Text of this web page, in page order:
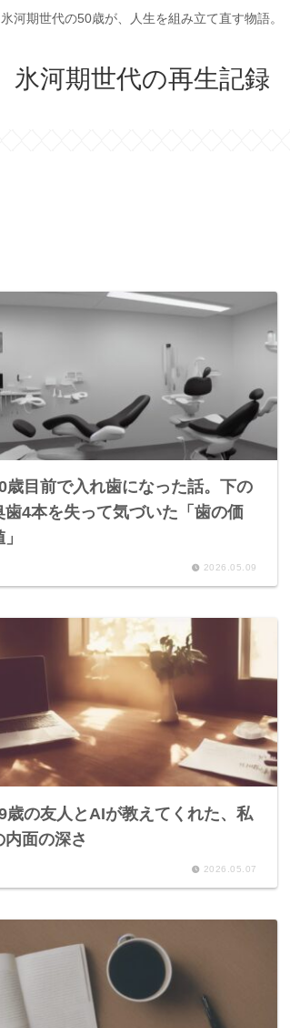
氷河期世代の50歳が、人生を組み立て直す物語。
氷河期世代の再生記録
歳目前で入れ歯になった話。下の
歯4本を失って気づいた「歯の価
2026.05.09
歳の友人とAIが教えてくれた、私
内面の深さ
2026.05.07